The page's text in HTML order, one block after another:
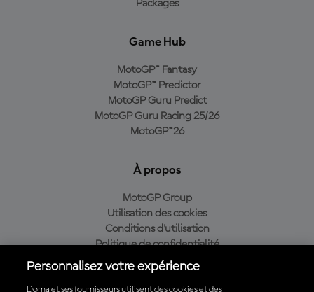
Packages
Game Hub
MotoGP™ Fantasy
MotoGP™ Predictor
MotoGP Guru Predict
MotoGP Guru Racing 25/26
MotoGP™26
À propos
MotoGP Group
Utilisation des cookies
Conditions d'utilisation
Politique de confidentialité
Politique d’achat
Personnalisez votre expérience
Dorna et ses fournisseurs utilisent des cookies et des